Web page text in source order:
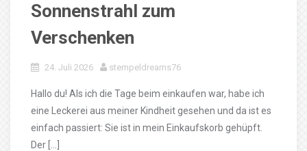
Sonnenstrahl zum
Verschenken
24. Juli 2026 stempeldreams76
Hallo du! Als ich die Tage beim einkaufen war, habe ich
eine Leckerei aus meiner Kindheit gesehen und da ist es
einfach passiert: Sie ist in mein Einkaufskorb gehüpft.
Der […]